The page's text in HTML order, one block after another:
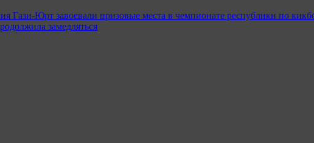
Гази-Юрт завоевали призовые места в чемпионате республики по
замедляться